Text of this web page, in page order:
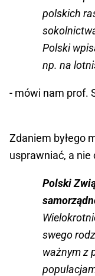
polskich
Polski
np. na
- mówi nam prof.
Zdaniem byłego
usprawniać, a nie
Polski
swego
ważnym z